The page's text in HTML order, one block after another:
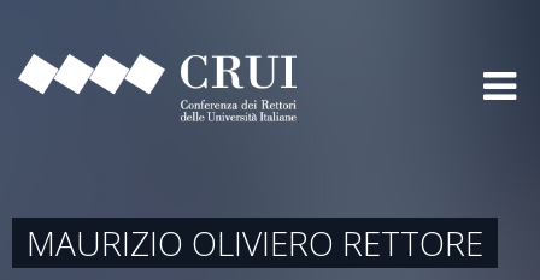
MAURIZIO OLIVIERO RETTORE